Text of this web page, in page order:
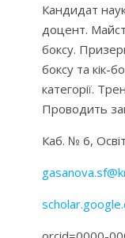
Кандидат
доцент.
боксу.
боксу та кік-
категорії.
Проводить
Каб. № 6,